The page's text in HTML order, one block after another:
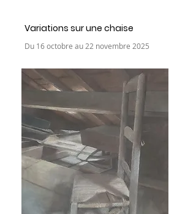
Variations sur une chaise
Du 16 octobre au 22 novembre 2025